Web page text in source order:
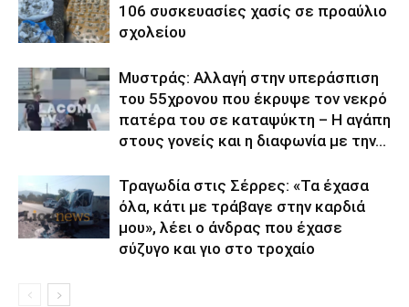
106 συσκευασίες χασίς σε προαύλιο
σχολείου
Μυστράς: Αλλαγή στην υπεράσπιση
του 55χρονου που έκρυψε τον νεκρό
πατέρα του σε καταψύκτη – Η αγάπη
στους γονείς και η διαφωνία με την...
Τραγωδία στις Σέρρες: «Τα έχασα
όλα, κάτι με τράβαγε στην καρδιά
μου», λέει ο άνδρας που έχασε
σύζυγο και γιο στο τροχαίο